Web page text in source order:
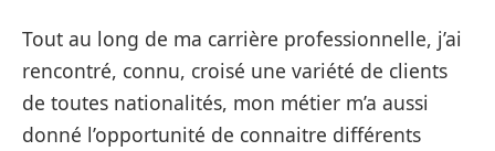
Tout au long de ma carrière professionnelle, j’ai
rencontré, connu, croisé une variété de clients
de toutes nationalités, mon métier m’a aussi
donné l’opportunité de connaitre différents